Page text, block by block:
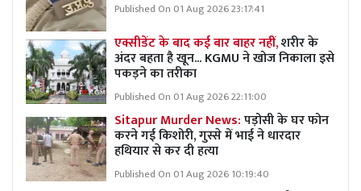
Published On 01 Aug 2026 23:17:41
एक्सीडेंट के बाद कई बार बाहर नहीं,शरीर के
अंदर बहता है खून... KGMU ने खोज निकाला इसे
पकड़ने का तरीका
Published On 01 Aug 2026 22:11:00
Sitapur Murder News:पड़ोसी के घर फोन
करने गई किशोरी, गुस्से में भाई ने धारदार
हथियार से कर दी हत्या
Published On 01 Aug 2026 10:19:40